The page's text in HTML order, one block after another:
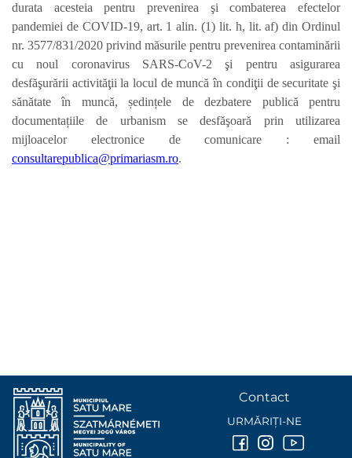
durata acesteia pentru prevenirea şi combaterea efectelor
pandemiei de COVID-19, art. 1 alin. (1) lit. h, lit. af) din Ordinul
nr. 3577/831/2020 privind măsurile pentru prevenirea contaminării
cu noul coronavirus SARS-CoV-2 şi pentru asigurarea
desfăşurării activităţii la locul de muncă în condiţii de securitate şi
sănătate în muncă, ședințele de dezbatere publică pentru
documentațiile de urbanism se desfăşoară prin utilizarea
mijloacelor electronice de comunicare : email
consultarepublica@primariasm.ro.
Contact
URMĂRIȚI-NE